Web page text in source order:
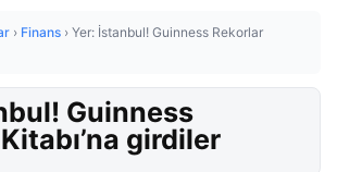
› Finans › Yer: İstanbul! Guinness Rekorlar
Guinness
girdiler